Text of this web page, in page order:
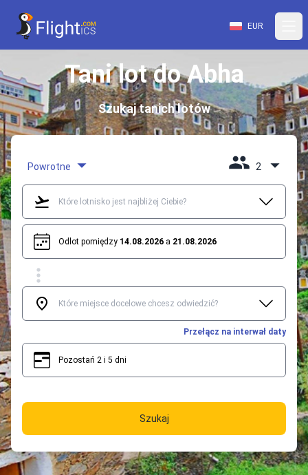
EUR
Tani lot do Abha
Szukaj tanich lotów
Powrotne 2
Odlot pomiędzy 14.08.2026 a 21.08.2026
Przełącz na interwał daty
Pozostań 2 i 5 dni
Szukaj